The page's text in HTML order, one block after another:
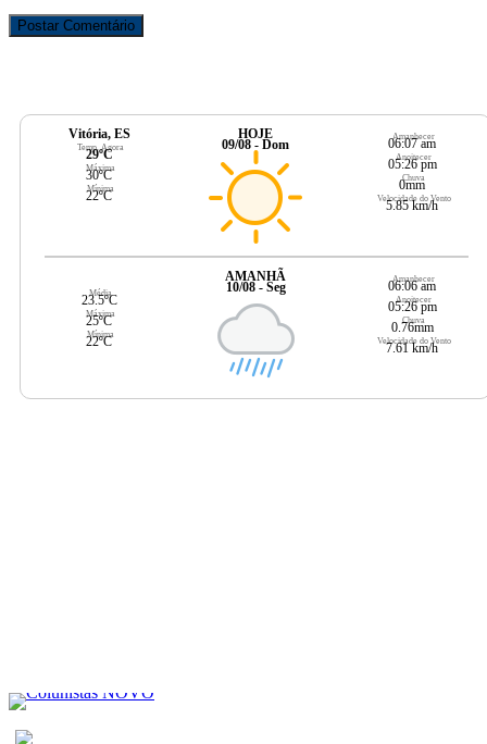
Vitória, ES
Temp. Agora
29ºC
Máxima
30ºC
Mínima
22ºC
HOJE
09/08 - Dom
Amanhecer
06:07 am
Anoitecer
05:26 pm
Chuva
0mm
Velocidade do Vento
5.85 km/h
Média
23.5ºC
Máxima
25ºC
Mínima
22ºC
AMANHÃ
10/08 - Seg
Amanhecer
06:06 am
Anoitecer
05:26 pm
Chuva
0.76mm
Velocidade do Vento
7.61 km/h